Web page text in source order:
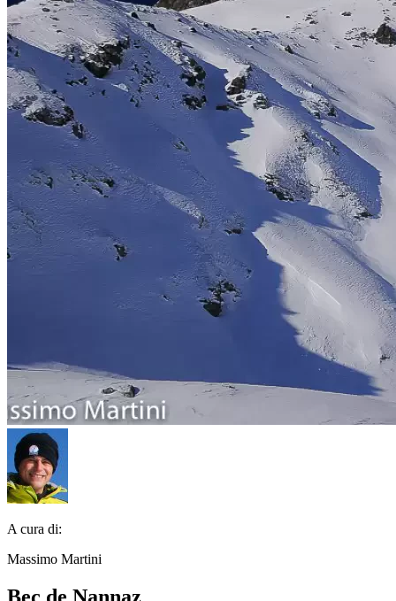
A cura di:
Massimo Martini
Bec de Nannaz